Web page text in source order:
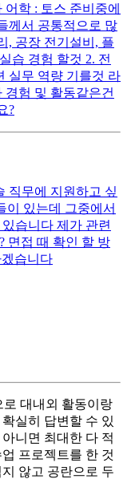
어학 : 토스 준비중에
께서 공통적으로 많
, 공장 전기설비, 플
습 경험 할것 2. 전
실무 역량 기를것 라
경험 및 활동같은건
?
직무에 지원하고 싶
이 있는데 그중에서
습니다 제가 관련
면접 때 확인 할 방
습니다
대내외 활동이랑
실히 답변할 수 있
니면 최대한 다 적
프로젝트를 한 것
않고 공란으로 두